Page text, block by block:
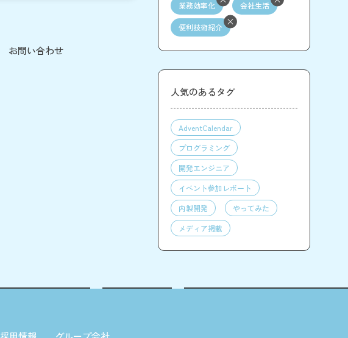
お問い合わせ
業務効率化 会社生活
便利技術紹介
人気のあるタグ
AdventCalendar
プログラミング
開発エンジニア
イベント参加レポート
内製開発
やってみた
メディア掲載